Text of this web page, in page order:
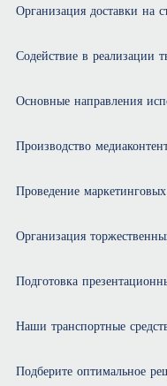
Организация доставки на
Содействие в реализации
Основные направления
Производство
Проведение
Организация
Подготовка
Наши транспортные
Подберите оптимальное